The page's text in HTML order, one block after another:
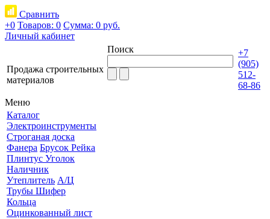
Сравнить
+0 Товаров: 0 Сумма: 0 руб.
Личный кабинет
Продажа строительных
материалов
Поиск
+7
(905)
512-
68-86
Меню
Каталог
Электроинструменты
Строганая доска
Фанера Брусок Рейка
Плинтус Уголок
Наличник
Утеплитель А/Ц
Трубы Шифер
Кольца
Оцинкованный лист